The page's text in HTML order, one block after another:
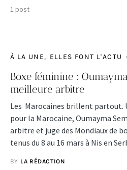
1 post
À LA UNE ELLES FONT L'ACTU
Boxe féminine :
meilleure arbitre
Les Marocaines brillent partout.
pour la Marocaine, Oumayma
arbitre et juge des Mondiaux de
tenus du 8 au 16 mars à Nis en
BY LA RÉDACTION